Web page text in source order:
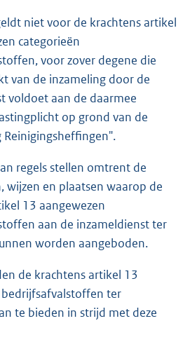
niet voor de krachtens artikel
categorieën
voor zover degene die
van de inzameling door de
voldoet aan de daarmee
op grond van de
Reinigingsheffingen".
regels stellen omtrent de
wijzen en plaatsen waarop de
13 aangewezen
aan de inzameldienst ter
worden aangeboden.
de krachtens artikel 13
ter
te bieden in strijd met deze